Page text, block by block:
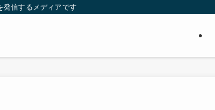
発信するメディアです